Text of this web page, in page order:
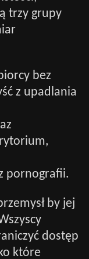
trzy grupy
bez
z upadlania
pornografii.
by jej
dostęp
które